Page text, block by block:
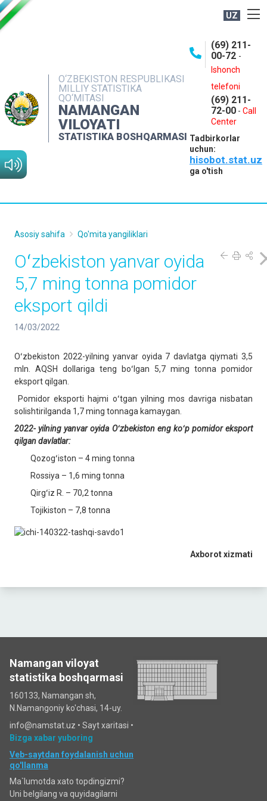
UZ
O‘ZBEKISTON RESPUBLIKASI
MILLIY STATISTIKA
QO‘MITASI
NAMANGAN
VILOYATI
STATISTIKA BOSHQARMASI
(69) 211-
00-72 -
Ishonch
telefoni
(69) 211-
72-00 - Call
Center
Tadbirkorlar
uchun:
hisobot.stat.uz
ga o'tish
NASHRLAR
INTERAKTIV XIZMATLAR
MATBUOT XIZMATI
MUROJAATLAR
Asosiy sahifa Qo'mita yangiliklari
Oʻzbekiston yanvar oyida
5,7 ming tonna pomidor
eksport qildi
14/03/2022
Oʻzbekiston 2022-yilning yanvar oyida 7 davlatga qiymati 3,5
mln. AQSH dollariga teng boʻlgan 5,7 ming tonna pomidor
eksport qilgan.
Pomidor eksporti hajmi oʻtgan yilning mos davriga nisbatan
solishtirilganda 1,7 ming tonnaga kamaygan.
2022- yilning yanvar oyida Oʻzbekiston eng koʻp pomidor eksport
qilgan davlatlar:
Qozogʻiston – 4 ming tonna
Rossiya – 1,6 ming tonna
Qirgʻiz R. – 70,2 tonna
Tojikiston – 7,8 tonna
Axborot xizmati
Namangan viloyat
statistika boshqarmasi
160133, Namangan sh,
N.Namangoniy ko'chasi, 14-uy.
info@namstat.uz • Sayt xaritasi •
Bizga xabar yuboring
Veb-saytdan foydalanish uchun
qo'llanma
Ma`lumotda xato topdingizmi?
Uni belgilang va quyidagilarni